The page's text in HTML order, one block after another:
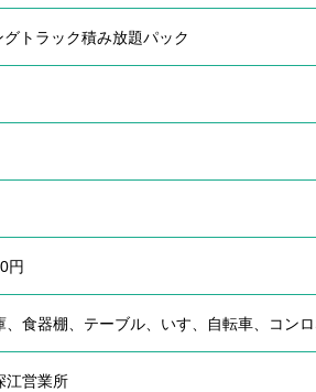
トラック積み放題パック
円
、食器棚、テーブル、いす、自転車、コン
江営業所